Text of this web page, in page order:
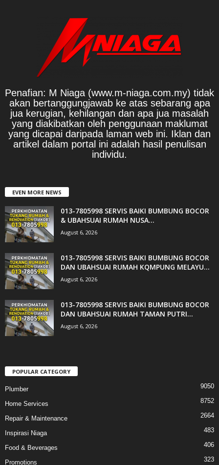
Penafian: M Niaga (www.m-niaga.com.my) tidak
akan bertanggungjawab ke atas sebarang apa
jua kerugian, kehilangan dan apa jua masalah
yang diakibatkan oleh penggunaan maklumat
yang dicapai daripada laman web ini. Iklan dan
artikel dalam portal ini adalah hasil penulisan
individu.
EVEN MORE NEWS
013-7805998 SERVIS BAIKI BUMBUNG BOCOR
& UBAHSUAI RUMAH NUSA...
August 6, 2026
013-7805998 SERVIS BAIKI BUMBUNG BOCOR
DAN UBAHSUAI RUMAH KQMPUNG MELAYU...
August 6, 2026
013-7805998 SERVIS BAIKI BUMBUNG BOCOR
DAN UBAHSUAI RUMAH TAMAN PUTRI...
August 6, 2026
POPULAR CATEGORY
Plumber 9050
Home Services 8752
Repair & Maintenance 2664
Inspirasi Niaga 483
Food & Beverages 406
Promotions 323